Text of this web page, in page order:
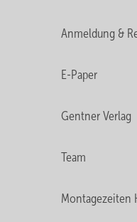
Anmeldung &
E-Paper
Gentner Verlag
Team
Montagezeiten